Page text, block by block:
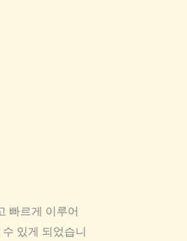
빠르게 이루어
있게 되었습니